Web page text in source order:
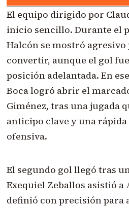
El equipo dirigido por
inicio sencillo. Durante el
Halcón se mostró agresivo
convertir, aunque el gol
posición adelantada. En
Boca logró abrir el
Giménez, tras una jugada
anticipo clave y una
ofensiva.
El segundo gol llegó tras
Exequiel Zeballos asistió a
definió con precisión para